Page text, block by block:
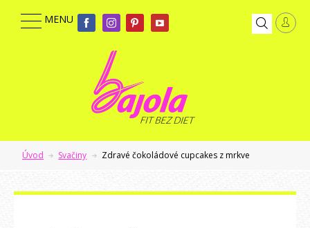
Úvod Svačiny Zdravé čokoládové cupcakes z mrkve